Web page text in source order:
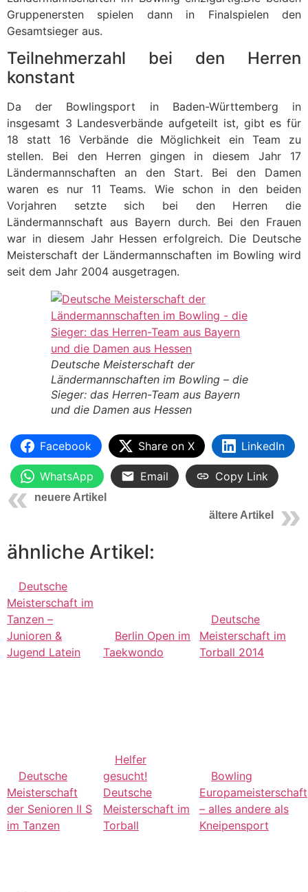
Gruppenersten spielen dann in Finalspielen den
Gesamtsieger aus.
Teilnehmerzahl bei den Herren
konstant
Da der Bowlingsport in Baden-Württemberg in
insgesamt 3 Landesverbände aufgeteilt ist, gibt es für
18 statt 16 Verbände die Möglichkeit ein Team zu
stellen. Bei den Herren gingen in diesem Jahr 17
Ländermannschaften an den Start. Bei den Damen
waren es nur 11 Teams. Wie schon in den beiden
Vorjahren setzte sich bei den Herren die
Ländermannschaft aus Bayern durch. Bei den Frauen
war in diesem Jahr Hessen erfolgreich. Die Deutsche
Meisterschaft der Ländermannschaften im Bowling wird
seit dem Jahr 2004 ausgetragen.
Deutsche Meisterschaft der
Ländermannschaften im Bowling – die
Sieger: das Herren-Team aus Bayern
und die Damen aus Hessen
Facebook Share on X LinkedIn
WhatsApp Email Copy Link
neuere Artikel
ältere Artikel
ähnliche Artikel:
Deutsche
Meisterschaft im
Tanzen –
Junioren &
Jugend Latein
Berlin Open im
Taekwondo
Deutsche
Meisterschaft im
Torball 2014
Deutsche
Meisterschaft
der Senioren II S
im Tanzen
Helfer
gesucht!
Deutsche
Meisterschaft im
Torball
Bowling
Europameisterschaft
– alles andere als
Kneipensport